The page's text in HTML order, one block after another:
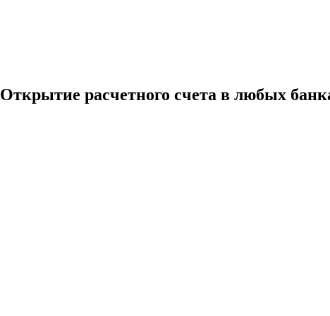
Открытие расчетного счета в любых